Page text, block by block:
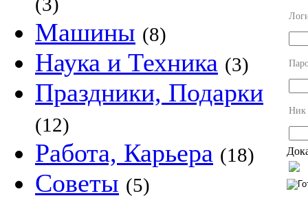
Машины (8)
Наука и Техника (3)
Праздники, Подарки
(12)
Работа, Карьера (18)
Советы (5)
Ник